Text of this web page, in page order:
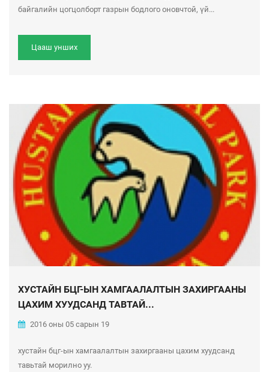
байгалийн цогцолборт газрын бодлого оновчтой, үй...
Цааш унших
ХУСТАЙН БЦГ-ЫН ХАМГААЛАЛТЫН ЗАХИРГААНЫ
ЦАХИМ ХУУДСАНД ТАВТАЙ...
2016 оны 05 сарын 19
хустайн бцг-ын хамгаалалтын захиргааны цахим хуудсанд
тавьтай морилно уу.